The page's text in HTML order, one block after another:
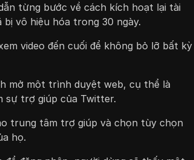
từng bước về cách kích hoạt lại tài
vô hiệu hóa trong 30 ngày.
video đến cuối để không bỏ lỡ bất kỳ
mở một trình duyệt web, cụ thể là
sự trợ giúp của Twitter.
trung tâm trợ giúp và chọn tùy chọn
họ.